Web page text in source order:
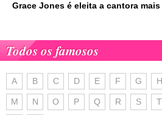
Grace Jones é eleita a cantora
Todos os famosos
A B C D E F G H
M N O P Q R S T